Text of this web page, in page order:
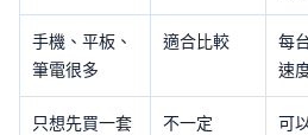
手機、平板、
筆電很多
適合比較
每
速
只想先買一套
不一定 可